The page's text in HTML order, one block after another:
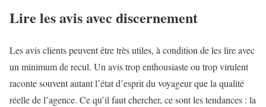
Lire les avis avec discernement
Les avis clients peuvent être très utiles, à condition de les lire avec
un minimum de recul. Un avis trop enthousiaste ou trop virulent
raconte souvent autant l’état d’esprit du voyageur que la qualité
réelle de l’agence. Ce qu’il faut chercher, ce sont les tendances : la